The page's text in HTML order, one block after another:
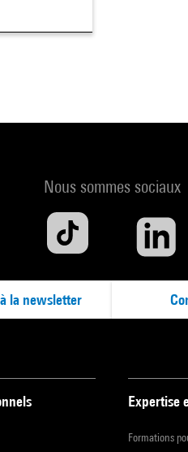
Nous sommes sociaux
la newsletter
Expertise
Formations